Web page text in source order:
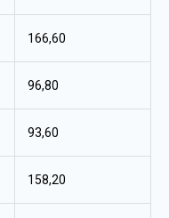
166,60
96,80
93,60
158,20